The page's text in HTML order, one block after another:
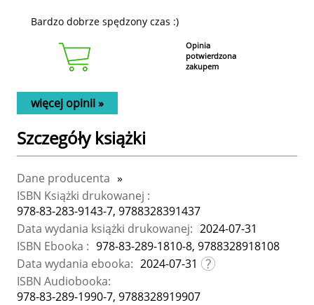
Bardzo dobrze spędzony czas :)
Opinia
potwierdzona
zakupem
więcej opinii »
Szczegółyksiążki
Dane producenta »
ISBN Książki drukowanej :
978-83-283-9143-7, 9788328391437
Data wydania książki drukowanej: 2024-07-31
ISBN Ebooka : 978-83-289-1810-8, 9788328918108
Data wydania ebooka: 2024-07-31
ISBN Audiobooka:
978-83-289-1990-7, 9788328919907